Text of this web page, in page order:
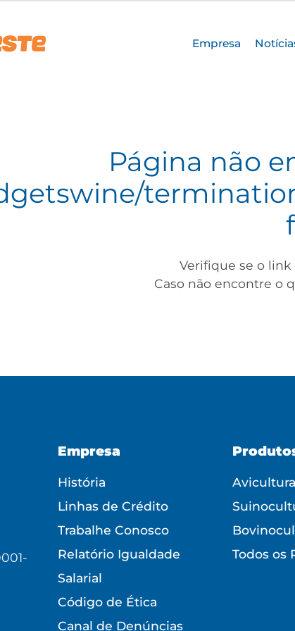
Empresa
Página não
Verifique se o
Caso não encontre o
Empresa
História
Linhas de Crédito
Trabalhe Conosco
Relatório Igualdade
Salarial
Código de Ética
Canal de Denúncias
Avicultura
Todos os